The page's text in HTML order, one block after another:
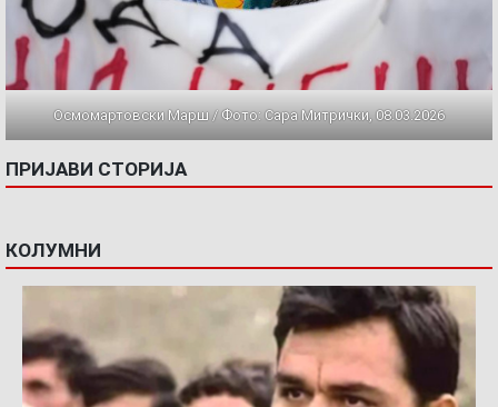
Осмомартовски Марш / Фото: Сара Митрички, 08.03.2026
ПРИЈАВИ СТОРИЈА
КОЛУМНИ